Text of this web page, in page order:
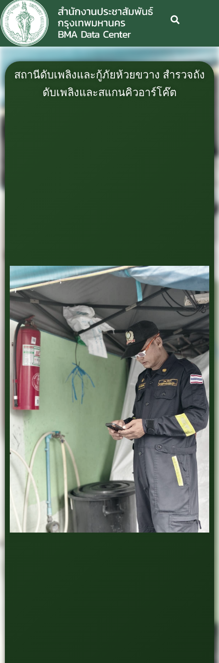
สถานีดับเพลิงและกู้ภัยห้วยขวาง สำรวจถัง
ดับเพลิงและสแกนคิวอาร์โค๊ต